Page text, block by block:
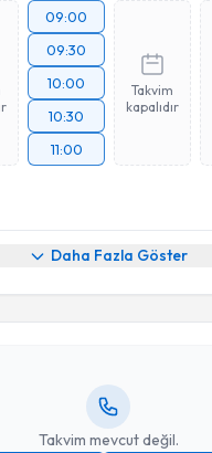
09:00
09:30
10:00
10:30
11:00
Takvim
kapalıdır
Daha Fazla Göster
Takvim mevcut değil.
Talebi